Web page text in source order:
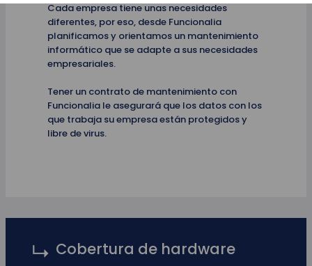
Cada empresa tiene unas necesidades
diferentes, por eso, desde Funcionalia
planificamos y orientamos un mantenimiento
informático que se adapte a sus necesidades
empresariales.
Tener un contrato de mantenimiento con
Funcionalia le asegurará que los datos con los
que trabaja su empresa están protegidos y
libre de virus.
Cobertura de hardware